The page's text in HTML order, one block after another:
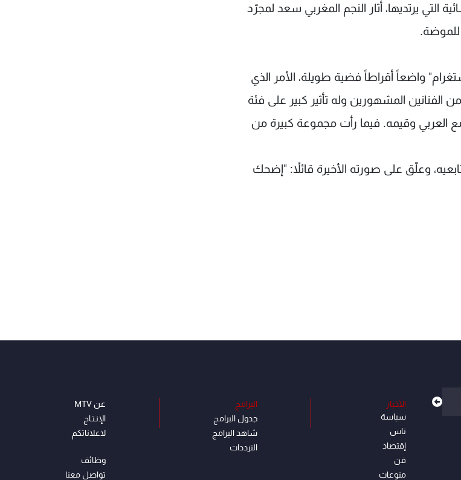
يرتديها، أثار النجم المغربي سعد لمجرّد
للموضة.
واضعاً أقراطاً فضية طويلة، الأمر الذي
الفنانين المشهورين وله تأثير كبير على فئة
العربي وقيمه. فيما رأت مجموعة كبيرة من
وعلّق على صورته الأخيرة قائلاً: "إضحك
الأخبار
سياسة
ناس
إقتصاد
فن
منوعات
البرامج
جدول البرامج
شاهد البرامج
الترددات
عن MTV
الإنـتـاج
لاعلاناتكم
وظائف
تواصل معنا